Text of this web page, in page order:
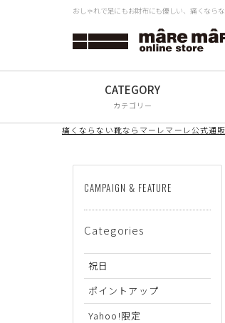
おしゃれで足にもお財布にも優しい、痛くなら
カテゴリー
痛くならない靴ならマーレマーレ公式通
CAMPAIGN & FEATURE
Categories
祝日
ポイントアップ
Yahoo!限定
タイプから探す
Women
All
ブランドから探